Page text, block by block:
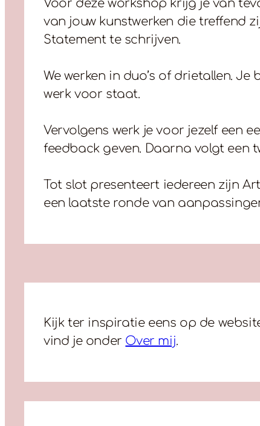
Voor deze workshop krijg je van
van jouw kunstwerken die treffend
Statement te schrijven.
We werken in duo’s of drietallen.
werk voor staat.
Vervolgens werk je voor jezelf een
feedback geven. Daarna volgt een
Tot slot presenteert iedereen zijn
een laatste ronde van
Kijk ter inspiratie eens op de
vind je onder Over mij.